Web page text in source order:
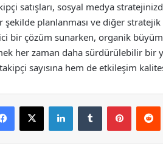
satışları, sosyal medya
şekilde planlanması ve diğer
bir çözüm sunarken, organik
her zaman daha sürdürülebilir bir
sayısına hem de etkileşim
Facebook
X LinkedInTumblr Pinterest